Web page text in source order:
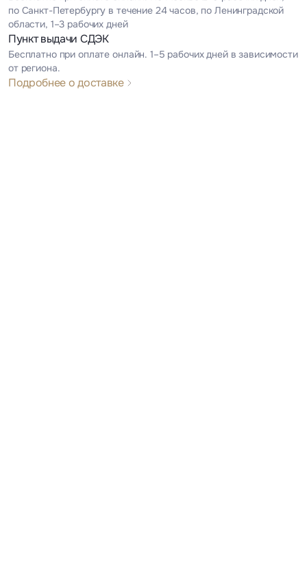
по Санкт-Петербургу в течение 24 часов, по Ленинградской
области, 1–3 рабочих дней
Пункт выдачи СДЭК
Бесплатно при оплате онлайн. 1–5 рабочих дней в зависимости
от региона.
Подробнее о доставке